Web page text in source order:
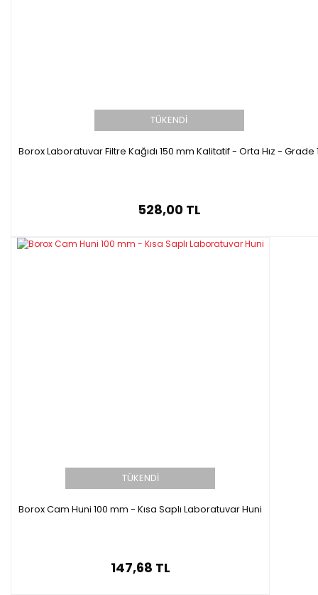
TÜKENDİ
Borox Laboratuvar Filtre Kağıdı 150 mm Kalitatif - Orta Hız - Grade
528,00 TL
TÜKENDİ
Borox Cam Huni 100 mm - Kısa Saplı Laboratuvar Huni
147,68 TL